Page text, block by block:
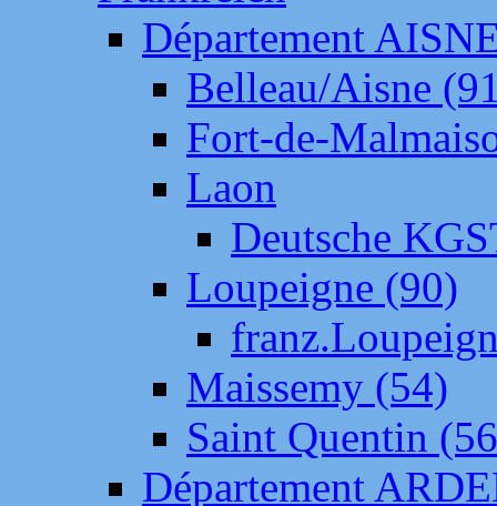
Département
Belleau/Aisne
Fort-de-
Laon
Deutsche
Loupeigne (90)
Maissemy (54)
Saint Quentin
Département